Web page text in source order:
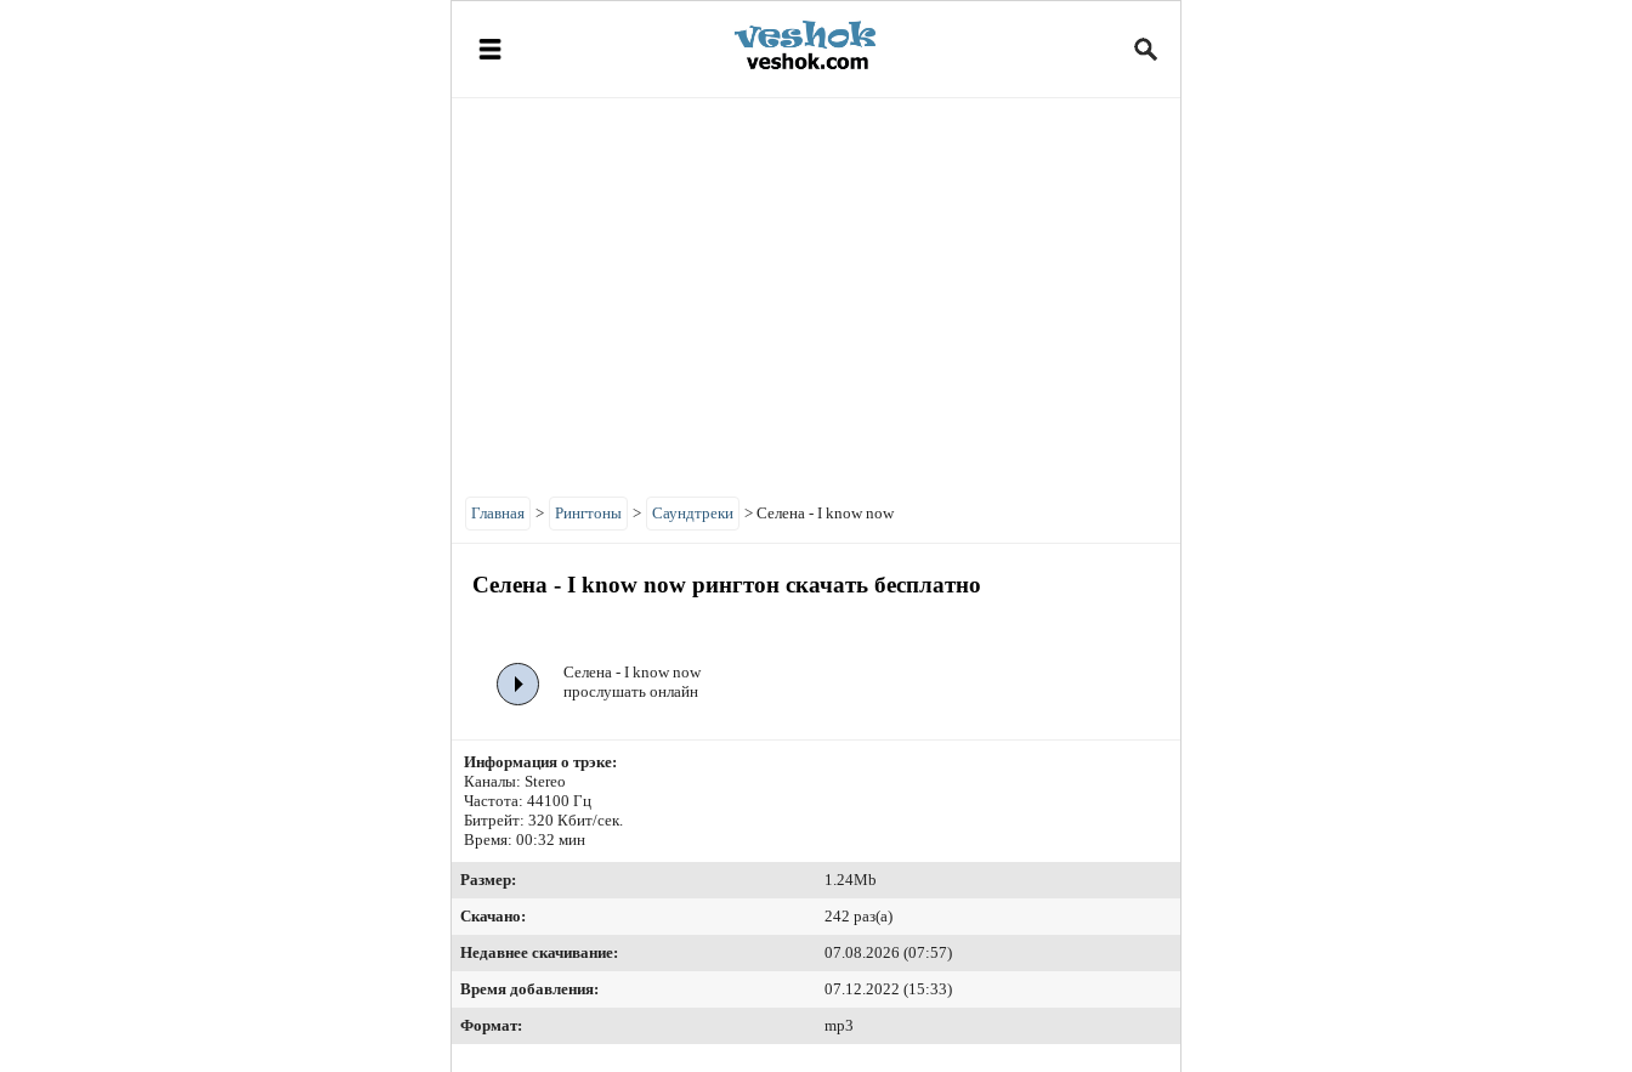
Главная > Рингтоны > Саундтреки > Селена - I know now
Селена - I know now рингтон скачать бесплатно
Селена - I know now
прослушать онлайн
Информация о трэке:
Каналы: Stereo
Частота: 44100 Гц
Битрейт: 320 Кбит/сек.
Время: 00:32 мин
Размер:
1.24Mb
Скачано:
242 раз(а)
Недавнее скачивание:
07.08.2026 (07:57)
Время добавления:
07.12.2022 (15:33)
Формат:
mp3